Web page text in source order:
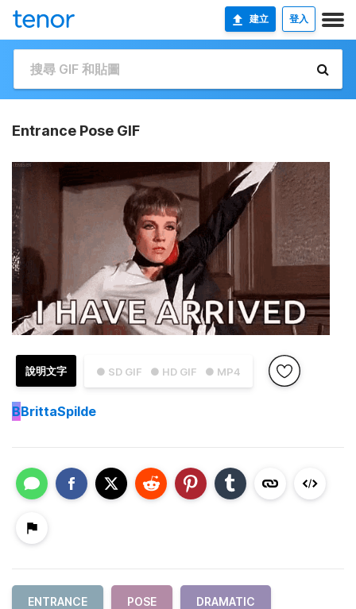
建立 登入
Entrance Pose GIF
● SD GIF ● HD GIF ● MP4
說明文字
BBrittaSpilde
ENTRANCE POSE DRAMATIC